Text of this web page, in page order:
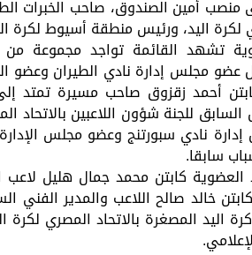
أمين الصندوق، صاحب الخبرات
لكرة اليد، ورئيس منطقة أسيوط لكرة
تشهد القائمة تواجد مجموعة من
مجلس إدارة نادي الطيران وعضو
للجنة شؤون اللاعبين بالاتحاد
نادي سبورتنج وعضو مجلس الإدارة
سابقا.
كابتن محمد جمال هليل لاعب
خالد صالح اللاعب والمدير الفني
وعضو لجنة كرة اليد المصغرة بالاتحاد